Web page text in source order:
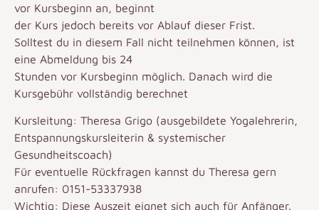
vor Kursbeginn an, beginnt
der Kurs jedoch bereits vor Ablauf dieser Frist.
Solltest du in diesem Fall nicht teilnehmen können, ist
eine Abmeldung bis 24
Stunden vor Kursbeginn möglich. Danach wird die
Kursgebühr vollständig berechnet
Kursleitung: Theresa Grigo (ausgebildete Yogalehrerin,
Entspannungskursleiterin & systemischer
Gesundheitscoach)
Für eventuelle Rückfragen kannst du Theresa gern
anrufen: 0151-53337938
Wichtig: Diese Auszeit eignet sich auch für Anfänger.